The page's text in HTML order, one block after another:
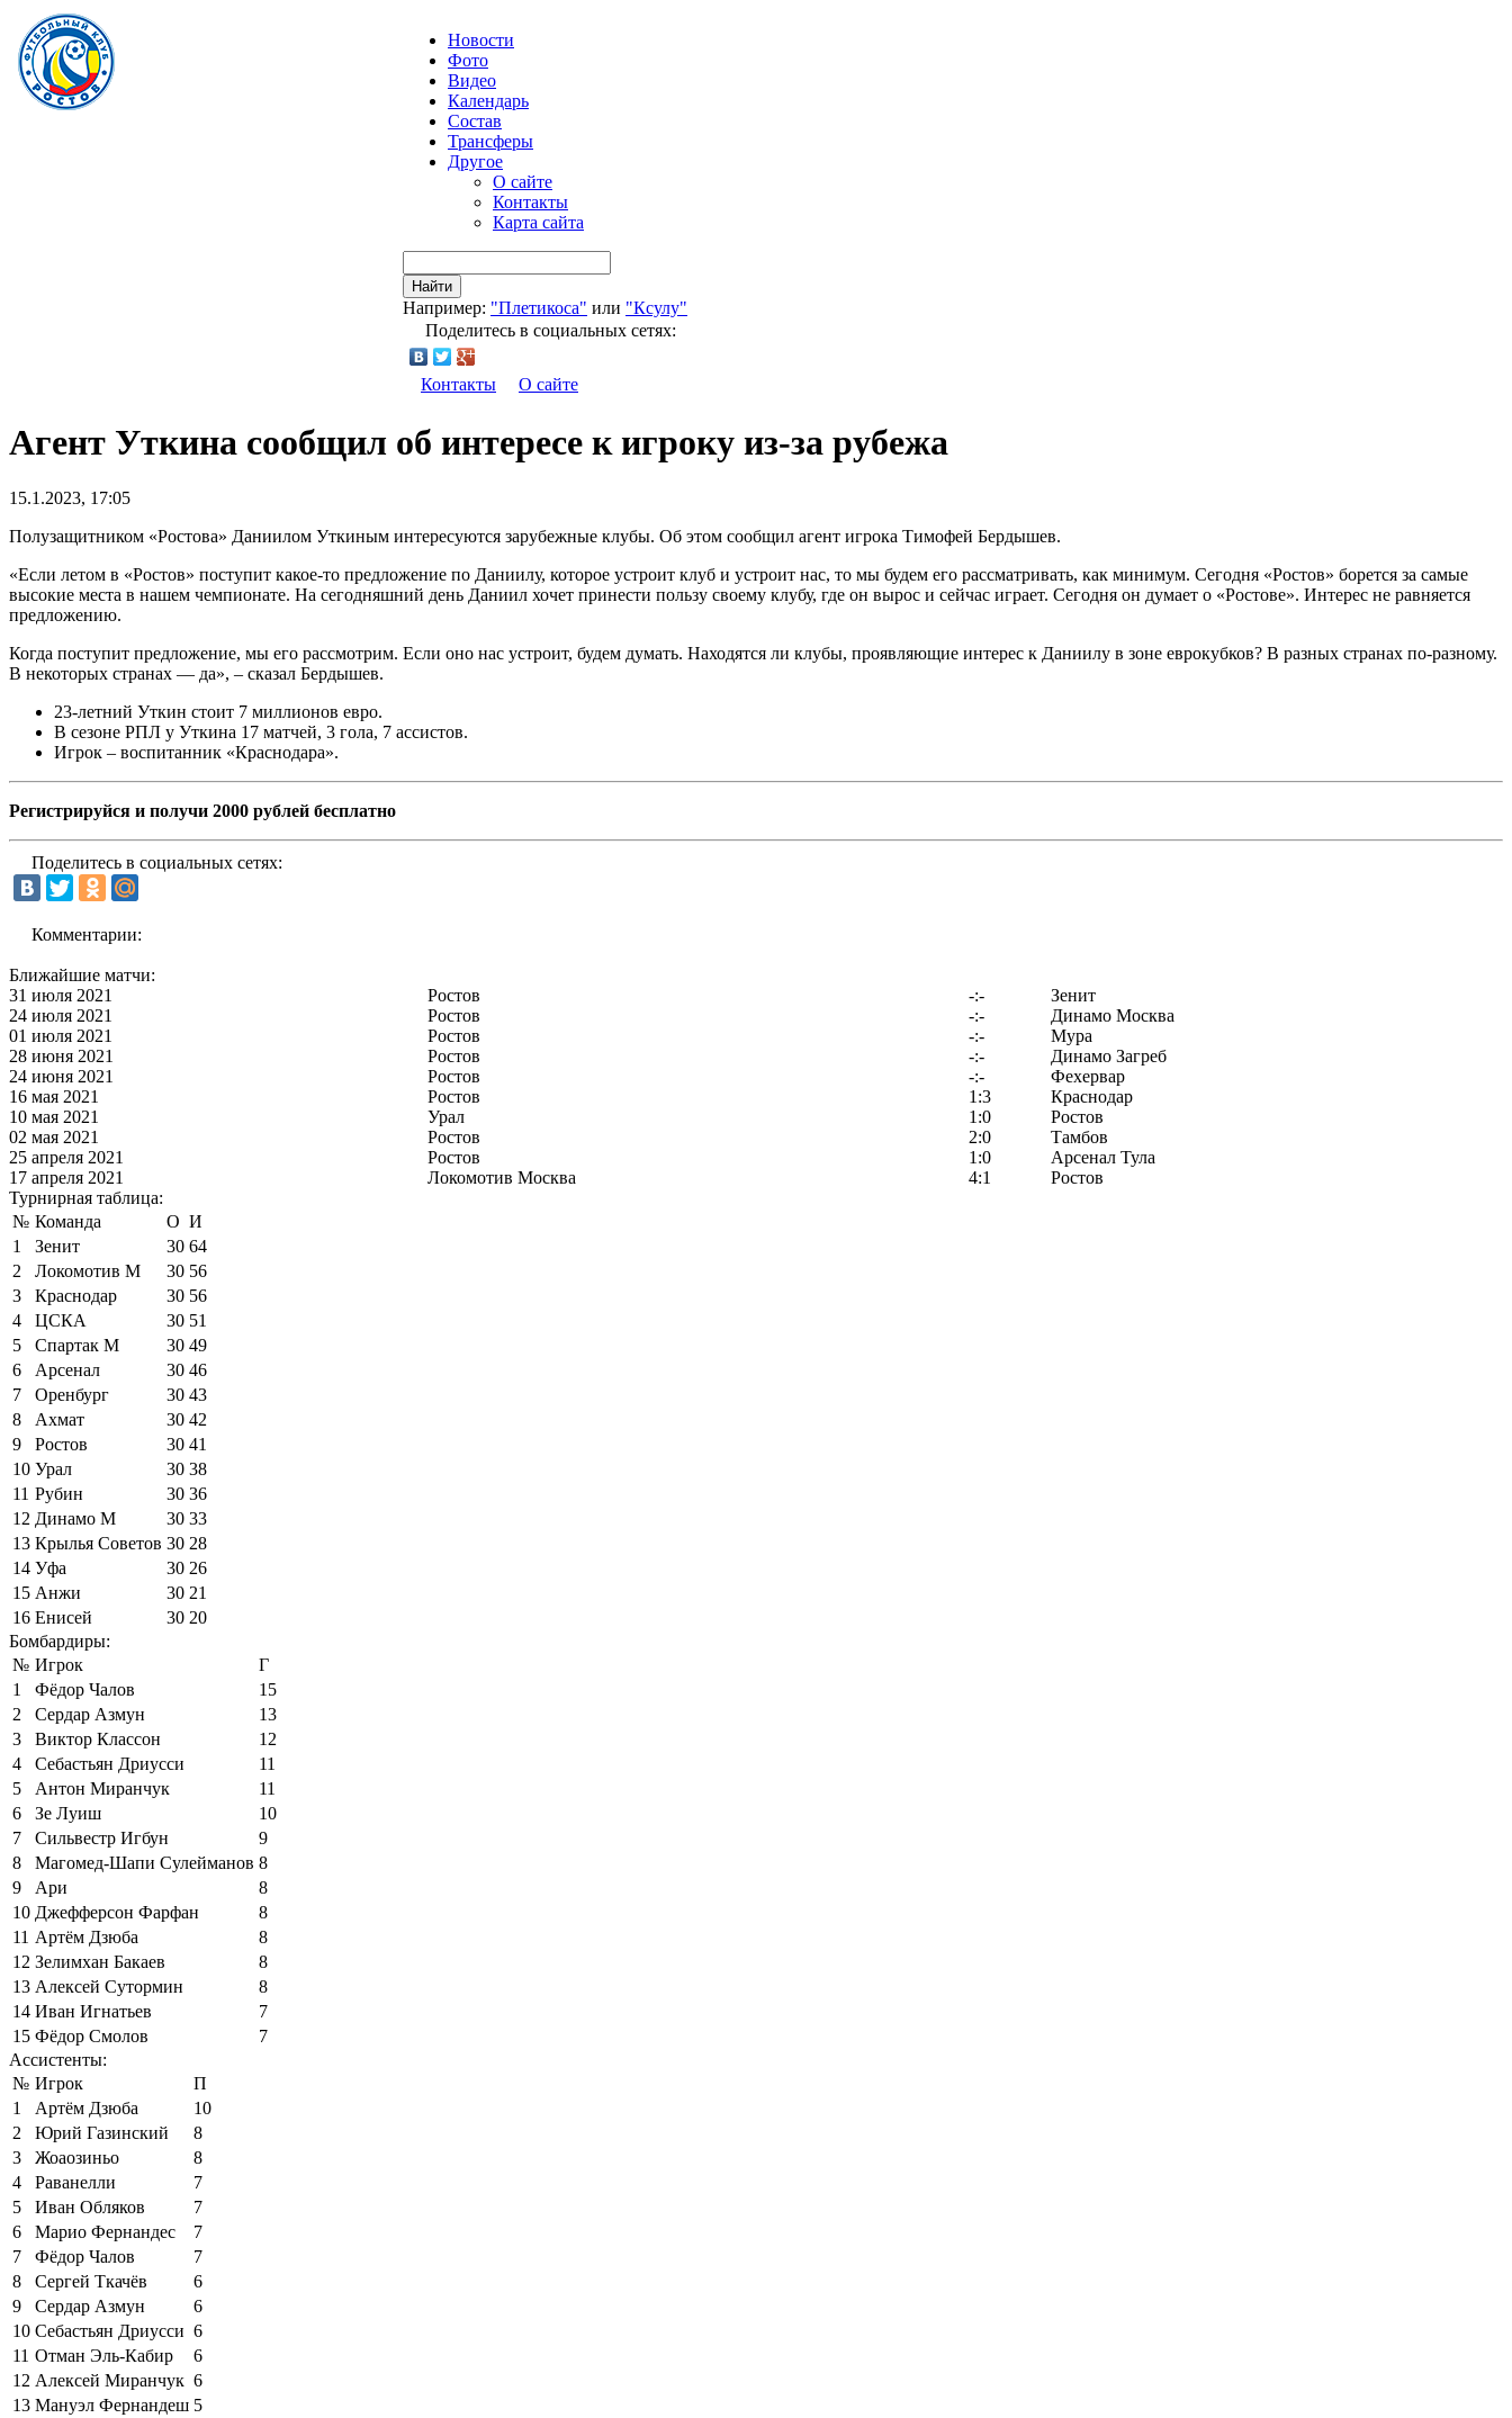
Новости
Фото
Видео
Календарь
Состав
Трансферы
Другое
О сайте
Контакты
Карта сайта
Найти
Например: "Плетикоса" или "Ксулу"
Поделитесь в социальных сетях:
Контакты О сайте
Агент Уткина сообщил об интересе к игроку из-за рубежа
15.1.2023, 17:05
Полузащитником «Ростова» Даниилом Уткиным интересуются зарубежные клубы. Об этом сообщил агент игрока Тимофей Бердышев.
«Если летом в «Ростов» поступит какое-то предложение по Даниилу, которое устроит клуб и устроит нас, то мы будем его рассматривать, как минимум. Сегодня «Ростов» борется за самые
высокие места в нашем чемпионате. На сегодняшний день Даниил хочет принести пользу своему клубу, где он вырос и сейчас играет. Сегодня он думает о «Ростове». Интерес не равняется
предложению.
Когда поступит предложение, мы его рассмотрим. Если оно нас устроит, будем думать. Находятся ли клубы, проявляющие интерес к Даниилу в зоне еврокубков? В разных странах по-разному.
В некоторых странах — да», – сказал Бердышев.
23-летний Уткин стоит 7 миллионов евро.
В сезоне РПЛ у Уткина 17 матчей, 3 гола, 7 ассистов.
Игрок – воспитанник «Краснодара».
Регистрируйся и получи 2000 рублей бесплатно
Поделитесь в социальных сетях:
Комментарии:
Ближайшие матчи:
31 июля 2021
Ростов -:-
Зенит
24 июля 2021
Ростов -:-
Динамо Москва
01 июля 2021
Ростов -:-
Мура
28 июня 2021
Ростов -:-
Динамо Загреб
24 июня 2021
Ростов -:-
Фехервар
16 мая 2021
Ростов 1:3
Краснодар
10 мая 2021
Урал 1:0
Ростов
02 мая 2021
Ростов 2:0
Тамбов
25 апреля 2021
Ростов 1:0
Арсенал Тула
17 апреля 2021
Локомотив Москва 4:1
Ростов
Турнирная таблица:
№ Команда О И
1
Зенит 30 64
2
Локомотив М 30 56
3
Краснодар 30 56
4
ЦСКА 30 51
5
Спартак М 30 49
6
Арсенал 30 46
7
Оренбург 30 43
8
Ахмат 30 42
9
Ростов 30 41
10 Урал 30 38
11 Рубин 30 36
12 Динамо М 30 33
13 Крылья Советов 30 28
14 Уфа 30 26
15 Анжи 30 21
16 Енисей 30 20
Бомбардиры:
№ Игрок
Г
1
Фёдор Чалов
15
2
Сердар Азмун
13
3
Виктор Классон
12
4
Себастьян Дриусси
11
5
Антон Миранчук
11
6
Зе Луиш
10
7
Сильвестр Игбун
9
8
Магомед-Шапи Сулейманов 8
9
Ари
8
10 Джефферсон Фарфан
8
11 Артём Дзюба
8
12 Зелимхан Бакаев
8
13 Алексей Сутормин
8
14 Иван Игнатьев
7
15 Фёдор Смолов
7
Ассистенты:
№ Игрок
П
1
Артём Дзюба
10
2
Юрий Газинский
8
3
Жоаозиньо
8
4
Раванелли
7
5
Иван Обляков
7
6
Марио Фернандес
7
7
Фёдор Чалов
7
8
Сергей Ткачёв
6
9
Сердар Азмун
6
10 Себастьян Дриусси 6
11 Отман Эль-Кабир
6
12 Алексей Миранчук 6
13 Мануэл Фернандеш 5